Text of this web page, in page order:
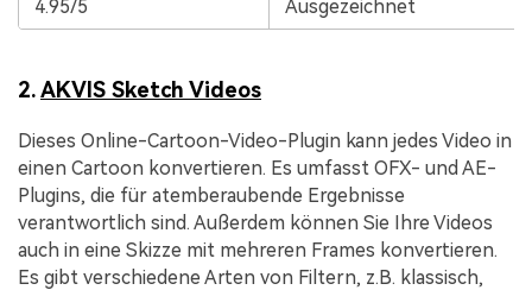
4.95/5 Ausgezeichnet
2.AKVIS Sketch Videos
Dieses Online-Cartoon-Video-Plugin kann jedes Video in
einen Cartoon konvertieren. Es umfasst OFX- und AE-
Plugins, die für atemberaubende Ergebnisse
verantwortlich sind. Außerdem können Sie Ihre Videos
auch in eine Skizze mit mehreren Frames konvertieren.
Es gibt verschiedene Arten von Filtern, z.B. klassisch,